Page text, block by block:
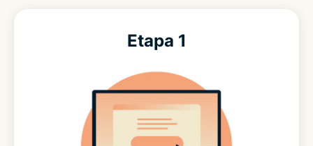
Etapa 1